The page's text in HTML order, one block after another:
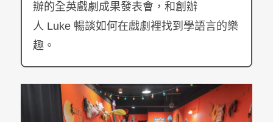
辦的全英戲劇成果發表會，和創辦
人 Luke 暢談如何在戲劇裡找到學語言的樂
趣。